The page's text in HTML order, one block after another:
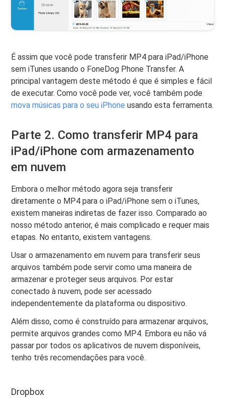
É assim que você pode transferir MP4 para iPad/iPhone
sem iTunes usando o FoneDog Phone Transfer. A
principal vantagem deste método é que é simples e fácil
de executar. Como você pode ver, você também pode
mova músicas para o seu iPhone usando esta ferramenta.
Parte 2. Como transferir MP4 para
iPad/iPhone com armazenamento
em nuvem
Embora o melhor método agora seja transferir
diretamente o MP4 para o iPad/iPhone sem o iTunes,
existem maneiras indiretas de fazer isso. Comparado ao
nosso método anterior, é mais complicado e requer mais
etapas. No entanto, existem vantagens.
Usar o armazenamento em nuvem para transferir seus
arquivos também pode servir como uma maneira de
armazenar e proteger seus arquivos. Por estar
conectado à nuvem, pode ser acessado
independentemente da plataforma ou dispositivo.
Além disso, como é construído para armazenar arquivos,
permite arquivos grandes como MP4. Embora eu não vá
passar por todos os aplicativos de nuvem disponíveis,
tenho três recomendações para você.
Dropbox